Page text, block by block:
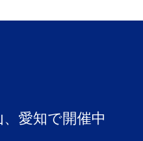
愛知で開催中